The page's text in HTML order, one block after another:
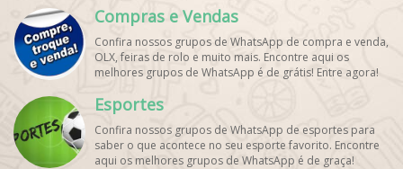
Compras e Vendas
Confira nossos grupos de WhatsApp de compra e venda,
OLX, feiras de rolo e muito mais. Encontre aqui os
melhores grupos de WhatsApp é de grátis! Entre agora!
Esportes
Confira nossos grupos de WhatsApp de esportes para
saber o que acontece no seu esporte favorito. Encontre
aqui os melhores grupos de WhatsApp é de graça!